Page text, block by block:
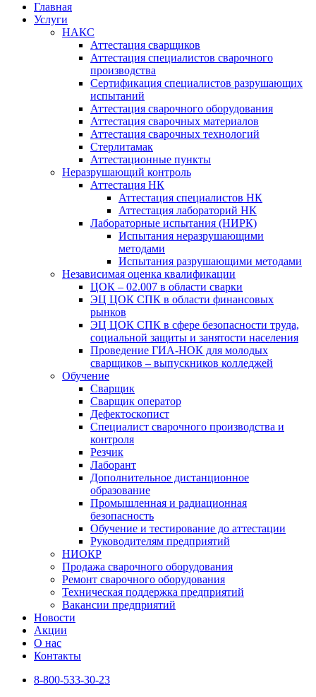
Главная
Услуги
НАКС
Аттестация сварщиков
Аттестация специалистов сварочного
производства
Сертификация специалистов разрушающих
испытаний
Аттестация сварочного оборудования
Аттестация сварочных материалов
Аттестация сварочных технологий
Стерлитамак
Аттестационные пункты
Неразрушающий контроль
Аттестация НК
Аттестация специалистов НК
Аттестация лабораторий НК
Лабораторные испытания (НИРК)
Испытания неразрушающими
методами
Испытания разрушающими методами
Независимая оценка квалификации
ЦОК – 02.007 в области сварки
ЭЦ ЦОК СПК в области финансовых
рынков
ЭЦ ЦОК СПК в сфере безопасности труда,
социальной защиты и занятости населения
Проведение ГИА-НОК для молодых
сварщиков – выпускников колледжей
Обучение
Сварщик
Сварщик оператор
Дефектоскопист
Специалист сварочного производства и
контроля
Резчик
Лаборант
Дополнительное дистанционное
образование
Промышленная и радиационная
безопасность
Обучение и тестирование до аттестации
Руководителям предприятий
НИОКР
Продажа сварочного оборудования
Ремонт сварочного оборудования
Техническая поддержка предприятий
Вакансии предприятий
Новости
Акции
О нас
Контакты
8-800-533-30-23